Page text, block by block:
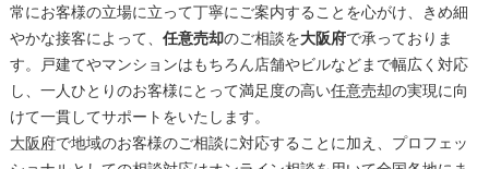
常にお客様の立場に立って丁寧にご案内することを心がけ、きめ細
やかな接客によって、 任意売却のご相談を大阪府で承っておりま
す。戸建てやマンションはもちろん店舗やビルなどまで幅広く対応
し、一人ひとりのお客様にとって満足度の高い任意売却の実現に向
けて一貫してサポートをいたします。
大阪府で地域のお客様のご相談に対応することに加え、プロフェッ